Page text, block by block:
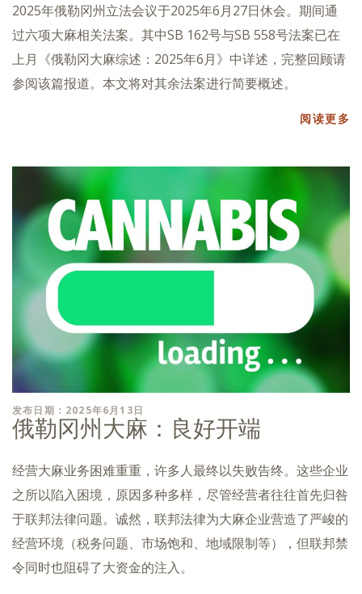
2025年俄勒冈州立法会议于2025年6月27日休会。期间通
过六项大麻相关法案。其中SB 162号与SB 558号法案已在
上月《俄勒冈大麻综述：2025年6月》中详述，完整回顾请
参阅该篇报道。本文将对其余法案进行简要概述。
阅读更多
发布日期：2025年6月13日
俄勒冈州大麻：良好开端
经营大麻业务困难重重，许多人最终以失败告终。这些企业
之所以陷入困境，原因多种多样，尽管经营者往往首先归咎
于联邦法律问题。诚然，联邦法律为大麻企业营造了严峻的
经营环境（税务问题、市场饱和、地域限制等），但联邦禁
令同时也阻碍了大资金的注入。